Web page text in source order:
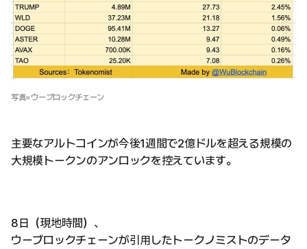
写真=ウーブロックチェーン
主要なアルトコインが今後1週間で2億ドルを超える規模の
大規模トークンのアンロックを控えています。
8日（現地時間）、
ウーブロックチェーンが引用したトークノミストのデータ